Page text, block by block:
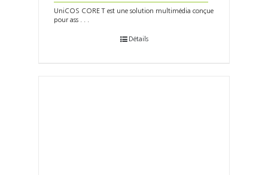
UniCOS CORE T est une solution multimédia conçue
pour ass . . .
Détails